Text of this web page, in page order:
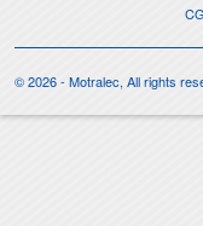
© 2026 - Motralec, All rights